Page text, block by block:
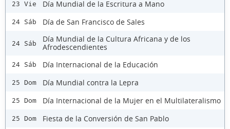
23 Vie Día Mundial de la Escritura a Mano
24 Sáb Día de San Francisco de Sales
24 Sáb
Día Mundial de la Cultura Africana y de los
Afrodescendientes
24 Sáb Día Internacional de la Educación
25 Dom Día Mundial contra la Lepra
25 Dom Día Internacional de la Mujer en el Multilateralismo
25 Dom Fiesta de la Conversión de San Pablo